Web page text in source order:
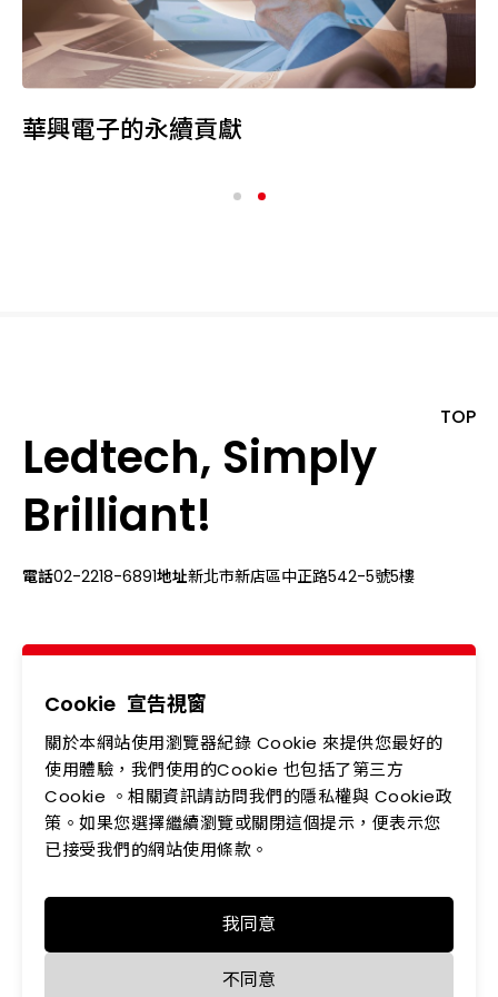
華興電子的永續貢獻
Ledtech, Simply
Brilliant!
電話02-2218-6891地址新北市新店區中正路542-5號5樓
TOP
關於我們
最新消息
產品專區
投資人專區
企業永續
會員中心
聯絡我們
人力資源
隱私權政策
Copyright © LEDTECH. All rights reserved. Designed by
Cookie 宣告視窗
關於本網站使用瀏覽器紀錄 Cookie 來提供您最好的
使用體驗，我們使用的Cookie 也包括了第三方
Cookie 。相關資訊請訪問我們的隱私權與 Cookie政
策。如果您選擇繼續瀏覽或關閉這個提示，便表示您
已接受我們的網站使用條款。
我同意
不同意